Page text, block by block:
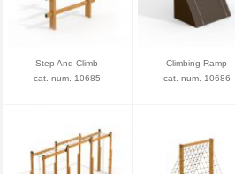
Step And Climb
cat. num. 10685
Climbing Ramp
cat. num. 10686